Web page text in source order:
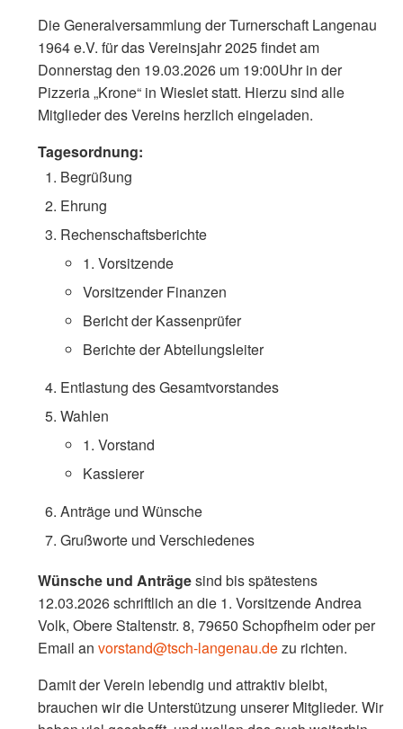
Die Generalversammlung der Turnerschaft Langenau
1964 e.V. für das Vereinsjahr 2025 findet am
Donnerstag den 19.03.2026 um 19:00Uhr in der
Pizzeria „Krone“ in Wieslet statt. Hierzu sind alle
Mitglieder des Vereins herzlich eingeladen.
Tagesordnung:
Begrüßung
Ehrung
Rechenschaftsberichte
1. Vorsitzende
Vorsitzender Finanzen
Bericht der Kassenprüfer
Berichte der Abteilungsleiter
Entlastung des Gesamtvorstandes
Wahlen
1. Vorstand
Kassierer
Anträge und Wünsche
Grußworte und Verschiedenes
Wünsche und Anträgesind bis spätestens
12.03.2026 schriftlich an die 1. Vorsitzende Andrea
Volk, Obere Staltenstr. 8, 79650 Schopfheim oder per
Email an vorstand@tsch-langenau.dezu richten.
Damit der Verein lebendig und attraktiv bleibt,
brauchen wir die Unterstützung unserer Mitglieder. Wir